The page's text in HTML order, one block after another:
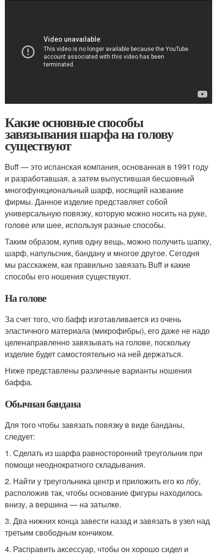
Какие основные способы
завязывания шарфа на голову
существуют
Buff — это испанская компания, основанная в 1991 году
и разработавшая, а затем выпустившая бесшовный
многофункциональный шарф, носящий название
фирмы. Данное изделие представляет собой
универсальную повязку, которую можно носить на руке,
голове или шее, используя разные способы.
Таким образом, купив одну вещь, можно получить шапку,
шарф, напульсник, бандану и многое другое. Сегодня
мы расскажем, как правильно завязать Buff и какие
способы его ношения существуют.
На голове
За счет того, что бафф изготавливается из очень
эластичного материала (микрофибры), его даже не надо
целенаправленно завязывать на голове, поскольку
изделие будет самостоятельно на ней держаться.
Ниже представлены различные варианты ношения
баффа.
Обычная бандана
Для того чтобы завязать повязку в виде банданы,
следует:
1. Сделать из шарфа равносторонний треугольник при
помощи неоднократного складывания.
2. Найти у треугольника центр и приложить его ко лбу,
расположив так, чтобы основание фигуры находилось
внизу, а вершина — на затылке.
3. Два нижних конца завести назад и завязать в узел над
третьим свободным кончиком.
4. Расправить аксессуар, чтобы он хорошо сидел и